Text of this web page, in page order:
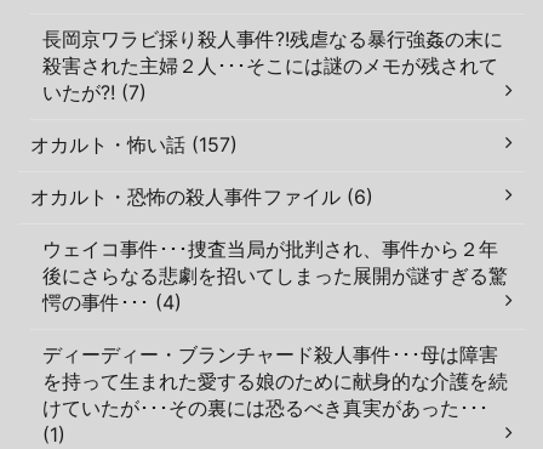
長岡京ワラビ採り殺人事件?!残虐なる暴行強姦の末に
殺害された主婦２人･･･そこには謎のメモが残されて
いたが?! (7)
オカルト・怖い話 (157)
オカルト・恐怖の殺人事件ファイル (6)
ウェイコ事件･･･捜査当局が批判され、事件から２年
後にさらなる悲劇を招いてしまった展開が謎すぎる驚
愕の事件･･･ (4)
ディーディー・ブランチャード殺人事件･･･母は障害
を持って生まれた愛する娘のために献身的な介護を続
けていたが･･･その裏には恐るべき真実があった･･･
(1)